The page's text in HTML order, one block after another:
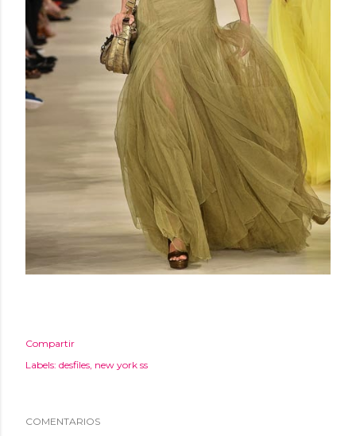
Compartir
Labels: desfiles new york ss
COMENTARIOS